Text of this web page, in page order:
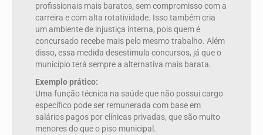
profissionais mais baratos, sem compromisso com a
carreira e com alta rotatividade. Isso também cria
um ambiente de injustiça interna, pois quem é
concursado recebe mais pelo mesmo trabalho. Além
disso, essa medida desestimula concursos, já que o
município terá sempre a alternativa mais barata.
Exemplo prático:
Uma função técnica na saúde que não possui cargo
específico pode ser remunerada com base em
salários pagos por clínicas privadas, que são muito
menores do que o piso municipal.